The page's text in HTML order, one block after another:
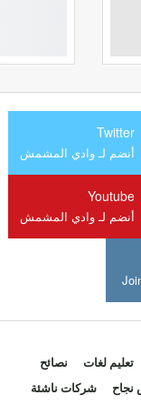
Twitter
أنضم لـ وادي المشمش
Youtube
أنضم لـ وادي المشمش
تعليم لغات
نصائح
شركات ناشئة